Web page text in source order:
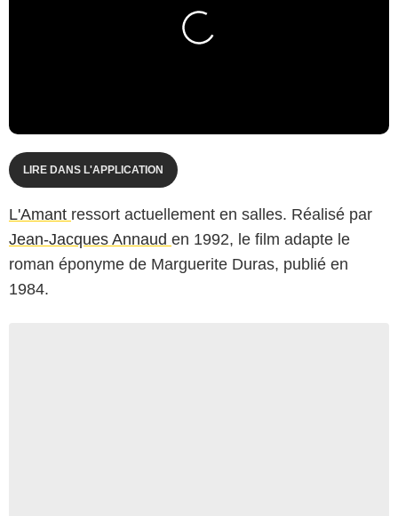
LIRE DANS L'APPLICATION
L'Amant ressort actuellement en salles. Réalisé par
Jean-Jacques Annaud en 1992, le film adapte le
roman éponyme de Marguerite Duras, publié en
1984.